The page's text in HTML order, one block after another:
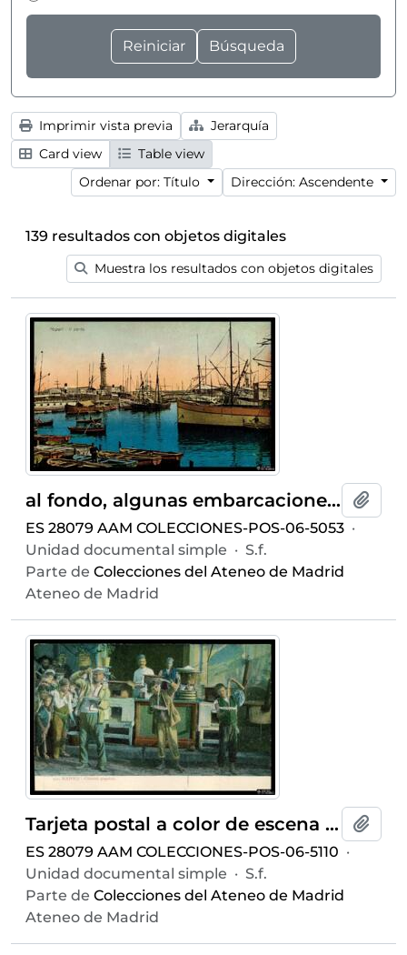
Imprimir vista previa
Jerarquía
Card view
Table view
Ordenar por: Título
Dirección: Ascendente
139 resultados con objetos digitales
Muestra los resultados con objetos digitales
al fondo, algunas embarcaciones a vapor editada por Ditta R. Zedda di Vincenzo Carcavallo en la misma ciudad
ES 28079 AAM COLECCIONES-POS-06-5053 ·
Unidad documental simple · S.f.
Parte de Colecciones del Ateneo de Madrid
Ateneo de Madrid
Tarjeta postal a color de escena costumbrista urbana de italianos comiendo spaghetti en un puesto de comida callejera de Nápoles
ES 28079 AAM COLECCIONES-POS-06-5110 ·
Unidad documental simple · S.f.
Parte de Colecciones del Ateneo de Madrid
Ateneo de Madrid